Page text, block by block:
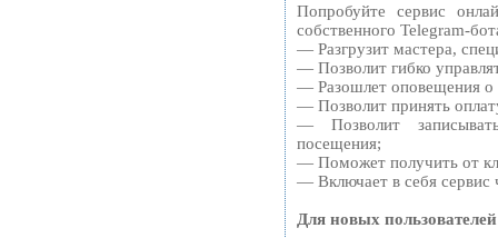
Попробуйте сервис
собственного Telegram-
— Разгрузит мастера,
— Позволит гибко
— Разошлет оповещения о
— Позволит принять
— Позволит
посещения;
— Поможет получить от
— Включает в себя сервис
Для новых